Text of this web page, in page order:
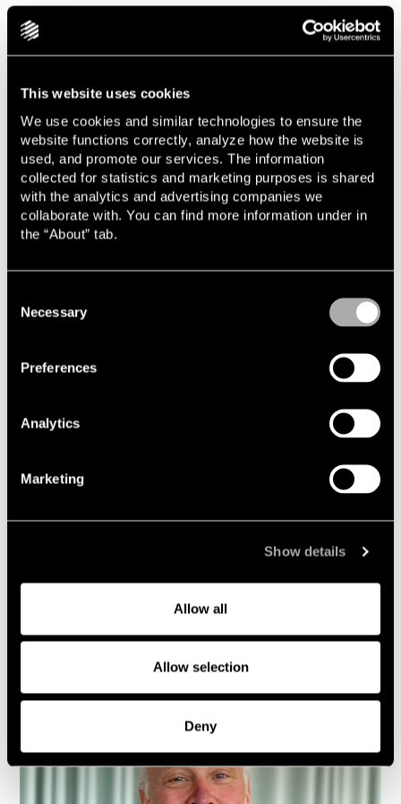
This website uses cookies
We use cookies and similar technologies to ensure the
website functions correctly, analyze how the website is
used, and promote our services. The information
collected for statistics and marketing purposes is shared
with the analytics and advertising companies we
collaborate with. You can find more information under in
the “About” tab.
Selection
Necessary
Preferences
Analytics
Marketing
Show details
Allow all
Allow selection
Deny
Gabriels råd till unga jurister
av ödmjukhet samt insikten att saker kan ses på olika sätt.
– Det är lätt att tro att det man själv har tänkt är rätt, men
man behöver vara ödmjuk och generös med sina
kunskaper. Det finns så många perspektiv på hur människor
fungerar i olika situationer och miljöer.
”Om du vill utvecklas till en ledare, var
då en ledare.”
Ett annat viktigt råd är: ”Om du vill utvecklas till en ledare,
– I verksamheter som Lindahl finns många möjligheter att ta
kommer förstås vara ett bra komplement, men de kommer
ofta senare, så börja ta dig an ledarroller i olika projekt
Och lär dig tidigt att delegera och se hur utvecklande det
är att arbeta tillsammans.
För Gabriel Svedberg är ledarskap inte bara en intern
fråga i vardagen utan något mycket större.
byrå, det gäller både internt och externt, avslutar han.